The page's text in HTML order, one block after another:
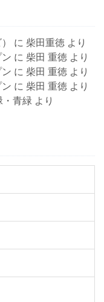
に 柴田重徳 より
に 柴田 重徳 より
に 柴田 重徳 より
に 柴田 重徳 より
・青緑 より